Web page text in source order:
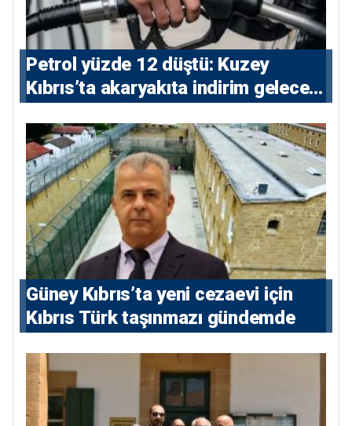
Petrol yüzde 12 düştü: Kuzey
Kıbrıs’ta akaryakıta indirim gelecek
Güney Kıbrıs’ta yeni cezaevi için
Kıbrıs Türk taşınmazı gündemde